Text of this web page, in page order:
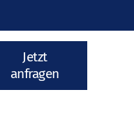
Jetzt
anfragen